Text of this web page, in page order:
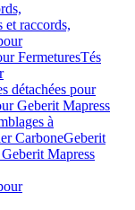
et raccords,
FermeturesTés
détachées pour
Geberit Mapress
à
CarboneGeberit
Mapress